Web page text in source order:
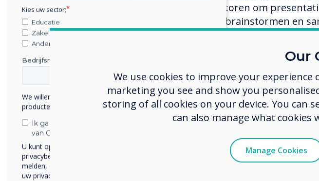
projectoren om
om te brainstormen en
inefficiënties
Er was geen middel om
patiëntendatabase en
weer te geven tijdens
behoeften van een
brengen. Er was een
teamsamenwerking voor
kostte veel tijd om
op het netwerk te
Our
We use cookies to improve your
marketing you see and show you
storing of all cookies on your device. You can
can also manage what cookies
Manage Cookies
Kies uw sector;
Educatie
Zakelijke dienstverlening
Anders
Bedrijfsnaam
We willen graag contact met u opnemen over onze
producten en diensten (via e-mail, telefoon of post).
Ik ga ermee akkoord om berichten te ontvangen
van Clevertouch.
U kunt op elk moment afmelden voor berichten. Bekijk ons
privacybeleid voor meer informatie over hoe je af te
melden, onze privacypraktijken en hoe we ons inzetten om
uw privacy te beschermen en respecteren.